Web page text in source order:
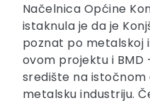
Načelnica Općine
istaknula je da je
poznat po metalskoj
ovom projektu i
središte na istočnom
metalsku industriju.